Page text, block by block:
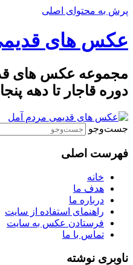
پرش به محتوای اصلی
عکس های
مجموعه عکس های
دوره قاجار تا دهه
جست‌وجو
فهرست اصلی
خانه
هدف ما
درباره ما
راهنمای استفاده از سایت
فرستادن عکس به سایت
تماس با ما
ناوبری نوشته